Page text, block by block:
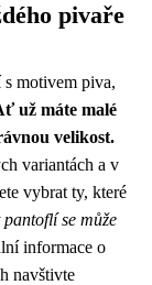
pivaře
motivem piva,
už máte malé
velikost.
variantách a v
vybrat ty, které
se může
informace o
navštivte